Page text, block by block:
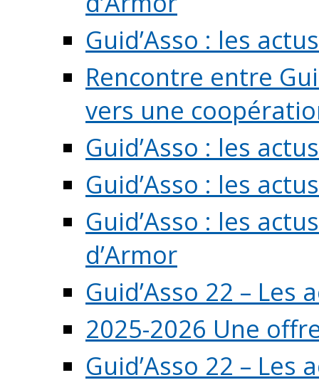
Guid’Asso : les
Rencontre entre
vers une
Guid’Asso : les
Guid’Asso : les
Guid’Asso : les
d’Armor
Guid’Asso 22 – Les
2025-2026 Une
Guid’Asso 22 –